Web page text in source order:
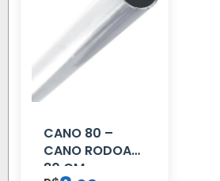
CANO 80 –
CANO RODOAR
80 CM